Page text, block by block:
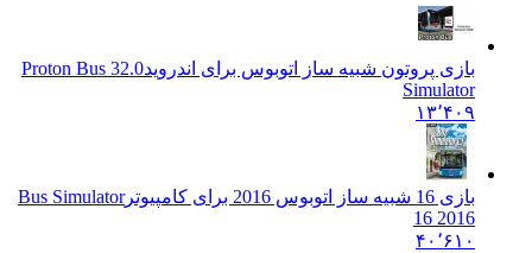
بازی پروتون شبیه ساز اتوبوس برای اندروید
32.0 Proton Bus
Simulator
۱۳٬۴۰۹
بازی 16 شبیه ساز اتوبوس 2016 برای کامپیوتر
Bus Simulator
16 2016
۴۰٬۶۱۰